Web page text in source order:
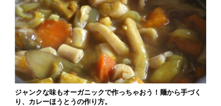
ジャンクな味もオーガニックで作っちゃおう！麺から手づく
り、カレーほうとうの作り方。